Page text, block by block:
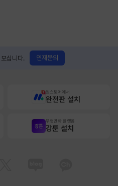
모십니다. 연재문의
원스토어에서
완전판 설치
무협만화 플랫폼
강툰 설치